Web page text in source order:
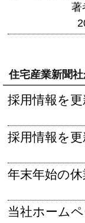
著
住宅産業新聞
採用情報を
採用情報を
年末年始の
当社ホーム